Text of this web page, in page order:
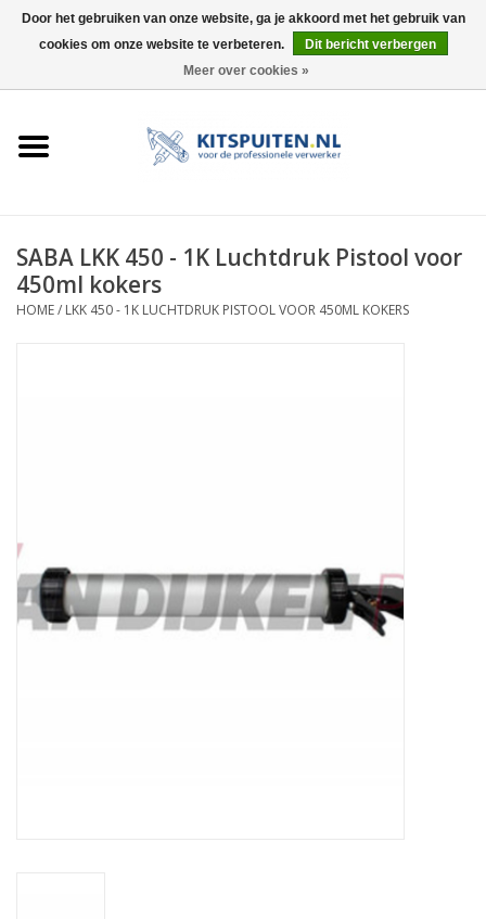
0 Artikelen - €0,00
ELEKTRISCH
SABA LKK 450 - 1K Luchtdruk Pistool voor
450ml kokers
HOME/ LKK 450 - 1K LUCHTDRUK PISTOOL VOOR 450ML KOKERS
Door het gebruiken van onze website, ga je akkoord met het gebruik van
cookies om onze website te verbeteren.
Dit bericht verbergen
Meer over cookies »